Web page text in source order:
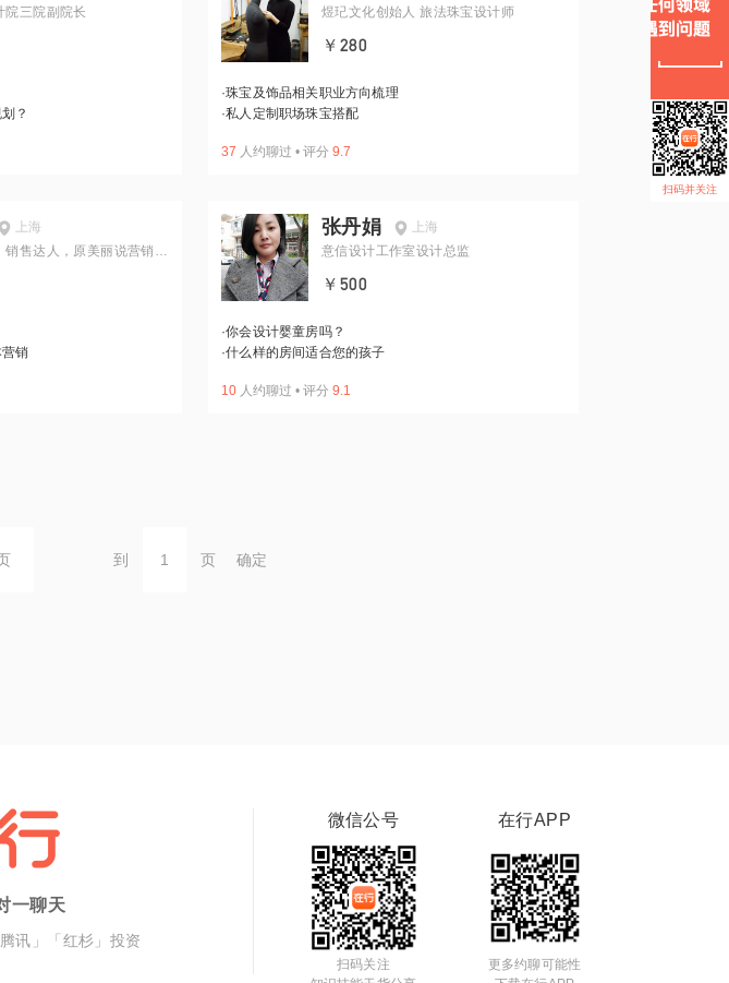
院三院副院长
？
煜玘文化创始人 旅法珠宝设计师
￥280
·珠宝及饰品相关职业方向梳理
·私人定制职场珠宝搭配
37 人约聊过 • 评分 9.7
上海
销售达人，原美丽说营销总
销
张丹娟
上海
意信设计工作室设计总监
￥500
·你会设计婴童房吗？
·什么样的房间适合您的孩子
10 人约聊过 • 评分 9.1
到 页 确定
扫码并关注
一聊天
腾讯」「红杉」投资
微信公号
扫码关注
在行APP
更多约聊可能性